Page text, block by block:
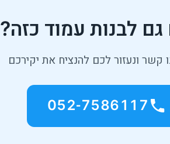
גם לבנות עמוד כזה?
קשר ונעזור לכם להנציח את יקירכם
052-7586117